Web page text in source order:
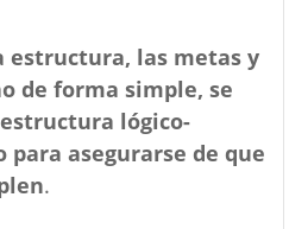
estructura, las metas y
de forma simple, se
lógico-
asegurarse de que
.